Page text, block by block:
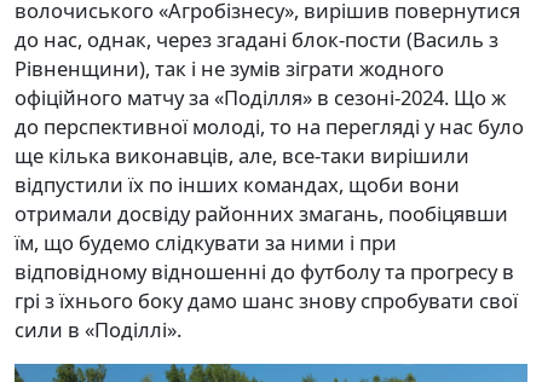
волочиського «Агробізнесу», вирішив повернутися
до нас, однак, через згадані блок-пости (Василь з
Рівненщини), так і не зумів зіграти жодного
офіційного матчу за «Поділля» в сезоні-2024. Що ж
до перспективної молоді, то на перегляді у нас було
ще кілька виконавців, але, все-таки вирішили
відпустили їх по інших командах, щоби вони
отримали досвіду районних змагань, пообіцявши
їм, що будемо слідкувати за ними і при
відповідному відношенні до футболу та прогресу в
грі з їхнього боку дамо шанс знову спробувати свої
сили в «Поділлі».